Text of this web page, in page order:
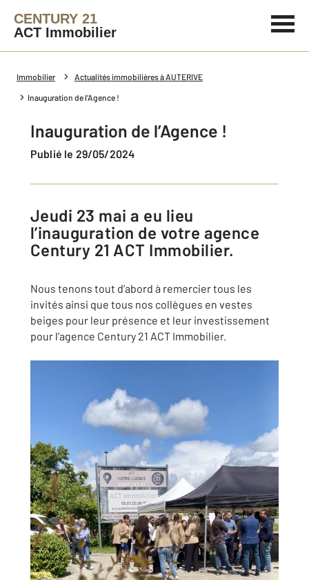
CENTURY 21
ACT Immobilier
Immobilier Actualités immobilières à AUTERIVE
Inauguration de l’Agence !
Inauguration de l’Agence !
Publié le 29/05/2024
Jeudi 23 mai a eu lieu
l’inauguration de votre agence
Century 21 ACT Immobilier.
Nous tenons tout d’abord à remercier tous les
invités ainsi que tous nos collègues en vestes
beiges pour leur présence et leur investissement
pour l’agence Century 21 ACT Immobilier.